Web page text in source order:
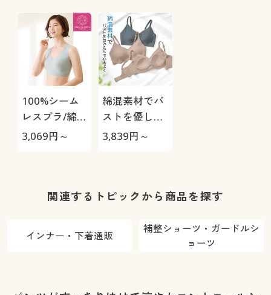
100%シーム
レスブラ/綿混
でふわっとの
3,069円～
綿混素材でバ
ストを優しく
包み込むワイ
3,839円～
関連するトピックから商品を探す
インナー・下着通販
補整ショーツ・ガードルシ
ョーツ